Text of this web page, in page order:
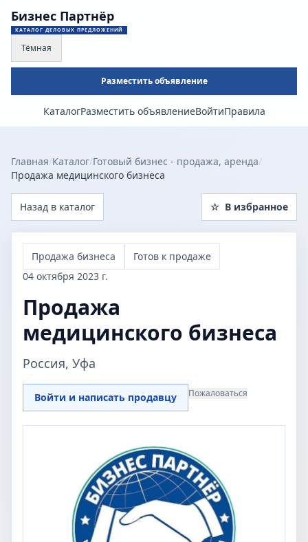
Бизнес Партнёр
КАТАЛОГ ДЕЛОВЫХ ПРЕДЛОЖЕНИЙ
Тёмная
Разместить объявление
КаталогРазместить объявлениеВойтиПравила
Главная/Каталог/Готовый бизнес - продажа, аренда/
Продажа медицинского бизнеса
Назад в каталог ☆ В избранное
Продажа бизнеса
Готов к продаже
04 октября 2023 г.
Продажа
медицинского бизнеса
Россия, Уфа
Войти и написать продавцу Пожаловаться